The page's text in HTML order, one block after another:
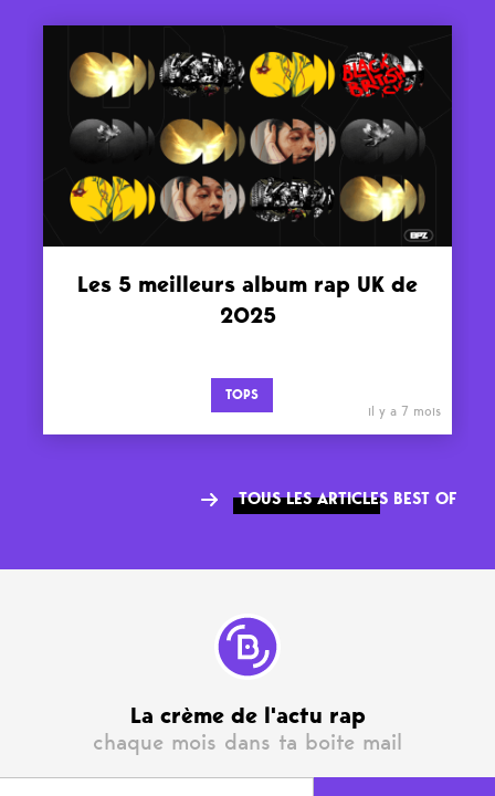
Les 5 meilleurs album rap UK de
2025
TOPS
il y a 7 mois
TOUS LES ARTICLES BEST OF
La crème de l'actu rap
chaque mois dans ta boite mail